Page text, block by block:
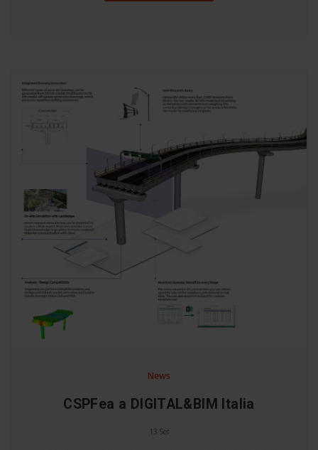
News
CSPFea a DIGITAL&BIM Italia
13 Set